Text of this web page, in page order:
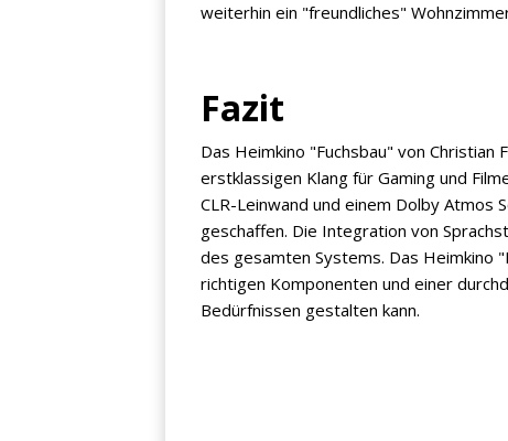
weiterhin ein "freundliches"
Fazit
Das Heimkino "Fuchsbau" von
erstklassigen Klang für Gaming und
CLR-Leinwand und einem Dolby Atmos
geschaffen. Die Integration von
des gesamten Systems. Das Heimkino
richtigen Komponenten und einer
Bedürfnissen gestalten kann.